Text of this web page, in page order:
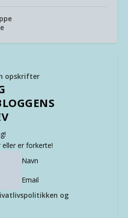
er forkerte!
Navn
Email
og